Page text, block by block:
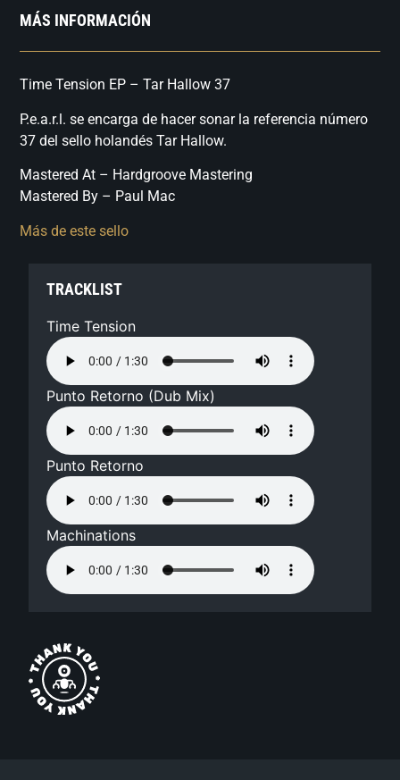
MÁS INFORMACIÓN
Time Tension EP – Tar Hallow 37
P.e.a.r.l. se encarga de hacer sonar la referencia número
37 del sello holandés Tar Hallow.
Mastered At – Hardgroove Mastering
Mastered By – Paul Mac
Más de este sello
TRACKLIST
Time Tension
Punto Retorno (Dub Mix)
Punto Retorno
Machinations